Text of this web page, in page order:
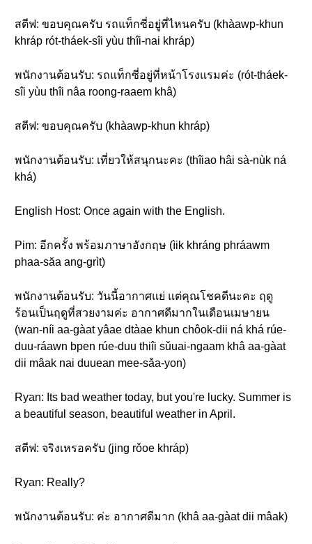
สตีฟ: ขอบคุณครับ รถแท็กซี่อยู่ที่ไหนครับ (khàawp-khun
khráp rót-tháek-sîi yùu thîi-nai khráp)
พนักงานต้อนรับ: รถแท็กซี่อยู่ที่หน้าโรงแรมค่ะ (rót-tháek-
sîi yùu thîi nâa roong-raaem khâ)
สตีฟ: ขอบคุณครับ (khàawp-khun khráp)
พนักงานต้อนรับ: เที่ยวให้สนุกนะคะ (thîiao hâi sà-nùk ná
khá)
English Host: Once again with the English.
Pim: อีกครั้ง พร้อมภาษาอังกฤษ (ìik khráng phráawm
phaa-săa ang-grìt)
พนักงานต้อนรับ: วันนี้อากาศแย่ แต่คุณโชคดีนะคะ ฤดู
ร้อนเป็นฤดูที่สวยงามค่ะ อากาศดีมากในเดือนเมษายน
(wan-níi aa-gàat yâae dtàae khun chôok-dii ná khá rúe-
duu-ráawn bpen rúe-duu thiîi sǔuai-ngaam khâ aa-gàat
dii mâak nai duuean mee-sǎa-yon)
Ryan: Its bad weather today, but you're lucky. Summer is
a beautiful season, beautiful weather in April.
สตีฟ: จริงเหรอครับ (jing rǒoe khráp)
Ryan: Really?
พนักงานต้อนรับ: ค่ะ อากาศดีมาก (khâ aa-gàat dii mâak)